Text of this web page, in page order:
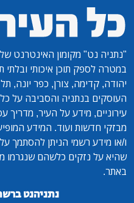
"נתניה נט" מקומון האינטרנט
במטרה לספק תוכן איכותי
יהודה, קדימה, צורן, כפר יונה,
העוסקים בנתניה והסביבה על כל
עירוניים, מידע על העיר,
מבזקי חדשות ועוד. המידע
ו/או מידע רשמי הניתן להסתמך
שהיא על נזקים כלשהם שנגרמו
באתר.
נתניהנט